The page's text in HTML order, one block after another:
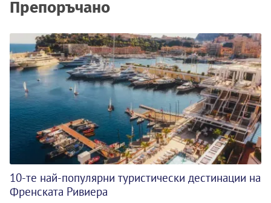
Препоръчано
10-те най-популярни туристически дестинации на
Френската Ривиера